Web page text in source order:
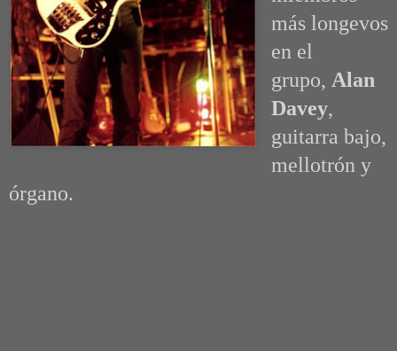
más longevos
en el
grupo, Alan
Davey,
guitarra bajo,
mellotrón y
órgano.